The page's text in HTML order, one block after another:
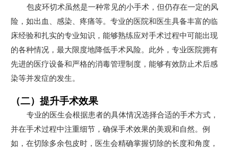
包皮环切术虽然是一种常见的小手术，但仍存在一定的风
险，如出血、感染、疼痛等。专业的医院和医生具备丰富的临
床经验和扎实的专业知识，能够熟练应对手术过程中可能出现
的各种情况，最大限度地降低手术风险。此外，专业医院拥有
先进的医疗设备和严格的消毒管理制度，能够有效防止术后感
染等并发症的发生。
（二）提升手术效果
专业的医生会根据患者的具体情况选择合适的手术方式，
并在手术过程中注重细节，确保手术效果的美观和自然。例
如，在切除多余包皮时，医生会精确掌握切除的长度和角度，